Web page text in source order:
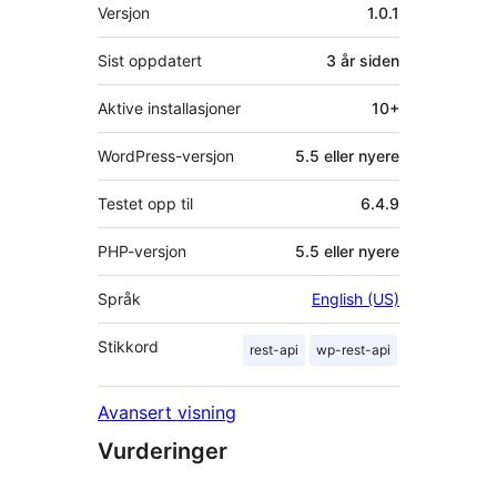
Versjon 1.0.1
Sist oppdatert 3 år siden
Aktive installasjoner 10+
WordPress-versjon 5.5 eller nyere
Testet opp til 6.4.9
PHP-versjon 5.5 eller nyere
Språk English (US)
Stikkord rest-api wp-rest-api
Avansert visning
Vurderinger